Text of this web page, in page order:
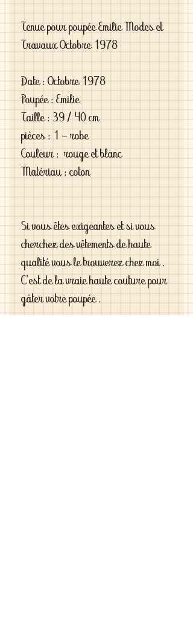
Tenue pour poupée Emilie Modes et
Travaux Octobre 1978
Date : Octobre 1978
Poupée : Emilie
Taille : 39 / 40 cm
pièces : 1 - robe
Couleur : rouge et blanc
Matériau : coton
Si vous êtes exigeantes et si vous
cherchez des vêtements de haute
qualité vous le trouverez chez moi .
C'est de la vraie haute couture pour
gâter votre poupée .